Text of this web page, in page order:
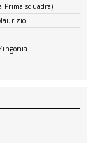
Prima squadra)